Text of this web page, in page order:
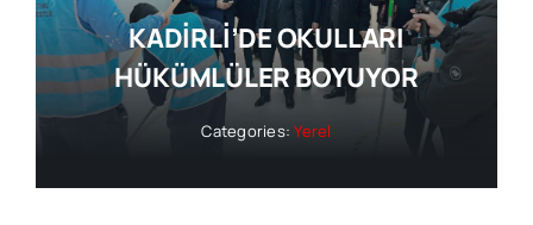
KADİRLİ’DE OKULLARI
HÜKÜMLÜLER BOYUYOR
Categories:Yerel